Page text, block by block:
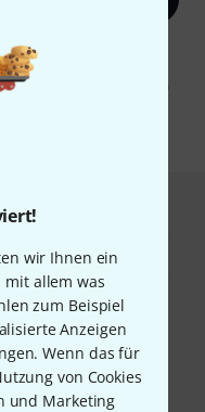
wir Ihnen ein
allem was
zum Beispiel
Anzeigen
Wenn das für
von Cookies
und Marketing
dem Erhalt von E-Mail-
zu. Die
finden Sie in
per Nachnahme,
Sofort bezahlen,